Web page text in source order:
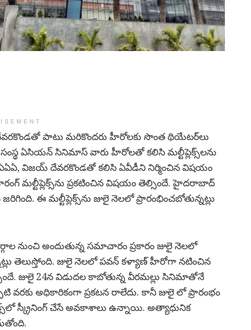
పాటు మరికొందరు హీరోలకు సొంత థియేటర్‌లు
ఏసియన్‌ సినిమాస్‌ వారు హీరోలతో కలిసి మల్టీప్లెక్స్‌లను
ఏఏఏ, విజయ్ దేవరకొండతో కలిసి ఏవీడీని నిర్మించిన విషయం
మల్టీప్లెక్స్‌ను ప్రకటించిన విషయం తెల్సిందే. హైదరాబాద్‌
ఈ మల్టీప్లెక్స్‌ను జులై నెలలో ప్రారంభించబోతున్నట్లు
నుంచి అందుతున్న సమాచారం ప్రకారం జులై నెలలో
తెలుస్తోంది. జులై నెలలో పవన్‌ కళ్యాణ్‌ హీరోగా నటించిన
జులై 24న విడుదల కాబోతున్న వీరమల్లు సినిమాతోనే
అధికారికంగా ప్రకటన రాలేదు. కానీ జులై లో ప్రారంభం
స్క్రీనింగ్‌ చేసే అవకాశాలు ఉన్నాయి. అత్యాధునిక